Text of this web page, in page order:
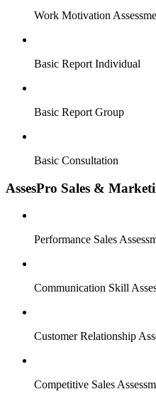
Work Motivation
Basic Report Individual
Basic Report Group
Basic Consultation
AssesPro Sales &
Performance Sales
Communication Skill
Customer Relationship
Competitive Sales